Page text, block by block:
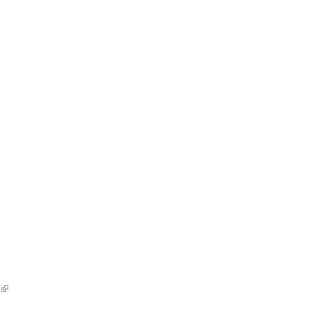
(link is external)